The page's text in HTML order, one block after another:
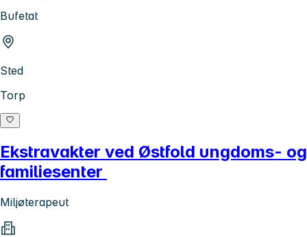
Bufetat
Sted
Torp
Ekstravakter ved Østfold ungdoms- og
familiesenter
Miljøterapeut